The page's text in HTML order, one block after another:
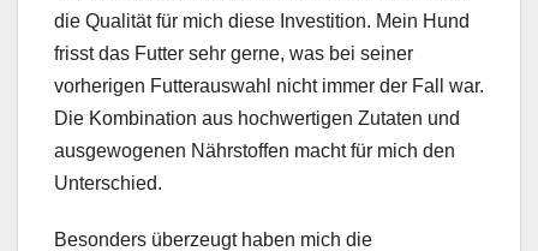
die Qualität für mich diese Investition. Mein Hund
frisst das Futter sehr gerne, was bei seiner
vorherigen Futterauswahl nicht immer der Fall war.
Die Kombination aus hochwertigen Zutaten und
ausgewogenen Nährstoffen macht für mich den
Unterschied.
Besonders überzeugt haben mich die